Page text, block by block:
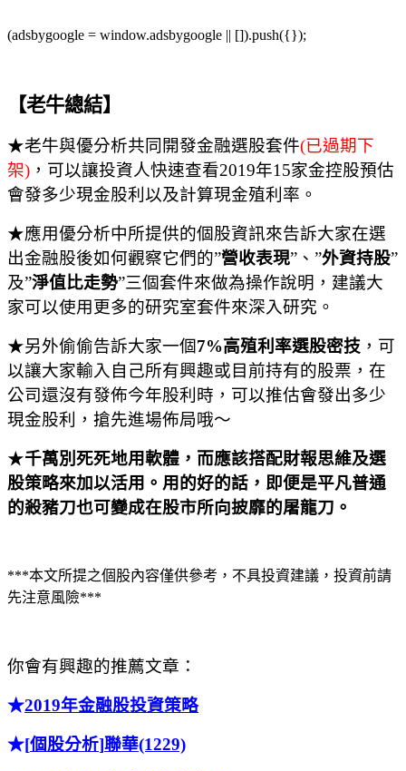
(adsbygoogle = window.adsbygoogle || []).push({});
【老牛總結】
★老牛與優分析共同開發金融選股套件(已過期下
架) ，可以讓投資人快速查看2019年15家金控股預估
會發多少現金股利以及計算現金殖利率。
★應用優分析中所提供的個股資訊來告訴大家在選
出金融股後如何觀察它們的”營收表現” 、 ”外資持股”
及”淨值比走勢”三個套件來做為操作說明，建議大
家可以使用更多的研究室套件來深入研究。
★另外偷偷告訴大家一個7%高殖利率選股密技 ，可
以讓大家輸入自己所有興趣或目前持有的股票，在
公司還沒有發佈今年股利時，可以推估會發出多少
現金股利，搶先進場佈局哦～
★千萬別死死地用軟體，而應該搭配財報思維及選
股策略來加以活用。用的好的話，即便是平凡普通
的殺豬刀也可變成在股市所向披靡的屠龍刀。
***本文所提之個股內容僅供參考，不具投資建議，投資前請
先注意風險***
你會有興趣的推薦文章：
★2019年金融股投資策略
★[個股分析]聯華(1229)